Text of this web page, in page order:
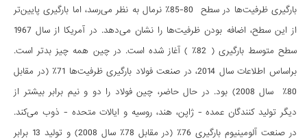
بارگیری ظرفیت‌ها در سطح 80-85٪ نرمال به نظر می‌رسد، اما بارگیری پایین‌تر
از این سطح، اضافه بودن ظرفیت‌ها را نشان می‌دهد. در آمریکا از سال 1967
سطح متوسط بارگیری ( 82٪ ) آغاز شده است. در چین همه چیز بدتر است.
براساس اطلاعات سال 2014، در صنعت فولاد بارگیری ظرفیت‌ها 71٪ (در مقابل
80٪ سال 2008) بود. در حال حاضر، چین فولاد را دو و نیم برابر بیشتر از
دیگر تولید کنندگان عمده - ژاپن، هند، روسیه و ایالات متحده - ذوب می‌کند.
در صنعت آلومینیوم بارگیری 76٪ (در مقابل 78٪ سال 2008) و تولید 13 برابر